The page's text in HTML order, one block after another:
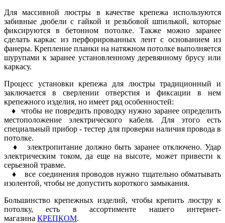
Для массивной люстры в качестве крепежа используются
забивные дюбели с гайкой и резьбовой шпилькой, которые
фиксируются в бетонном потолке. Также можно заранее
сделать каркас из перфорированных лент с основанием из
фанеры. Крепление планки на натяжном потолке выполняется
шурупами к заранее установленному деревянному брусу или
каркасу.
Процесс установки крепежа для люстры традиционный и
заключается в сверлении отверстия и фиксации в нем
крепежного изделия, но имеет ряд особенностей:
♦ чтобы не повредить проводку нужно заранее определить
местоположение электрического кабеля. Для этого есть
специальный прибор - тестер для проверки наличия провода в
потолке.
♦ электропитание должно быть заранее отключено. Удар
электрическим током, да еще на высоте, может привести к
серьезной травме.
♦ все соединения проводов нужно тщательно обматывать
изолентой, чтобы не допустить короткого замыкания.
Большинство крепежных изделий, чтобы крепить люстру к
потолку, есть в ассортименте нашего интернет-
магазина КРЕПКОМ.